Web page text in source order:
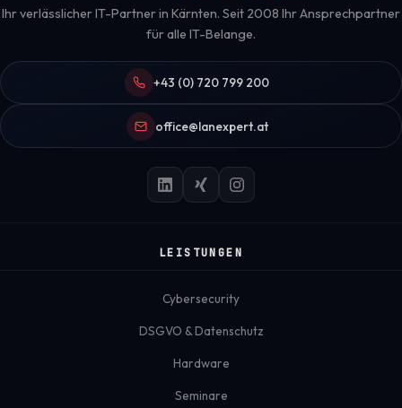
Ihr verlässlicher IT-Partner in Kärnten. Seit 2008 Ihr Ansprechpartner
für alle IT-Belange.
+43 (0) 720 799 200
office@lanexpert.at
LEISTUNGEN
Cybersecurity
DSGVO & Datenschutz
Hardware
Seminare